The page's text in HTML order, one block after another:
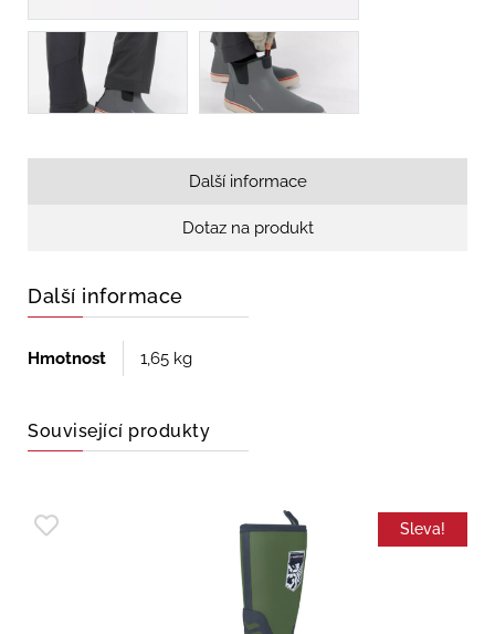
Další informace
Dotaz na produkt
Další informace
Hmotnost 1,65 kg
Související produkty
Sleva!